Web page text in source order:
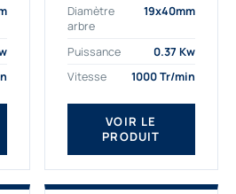
aux applications
industrielles.
Commander un moteur
Gamak c’est choisir un
produit de très haute
qualité....
Diamètre
arbre
19x40mm
Puissance
0.37 Kw
Vitesse
1000 Tr/min
VOIR LE
PRODUIT